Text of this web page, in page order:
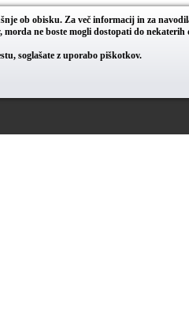
ob obisku. Za več informacij in za
ne boste mogli dostopati do nekaterih
soglašate z uporabo piškotkov.